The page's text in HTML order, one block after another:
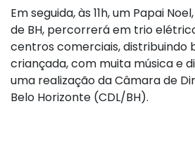
Em seguida, às 11h, um Papai
de BH, percorrerá em trio
centros comerciais, distribuindo
criançada, com muita música e
uma realização da Câmara de
Belo Horizonte (CDL/BH).